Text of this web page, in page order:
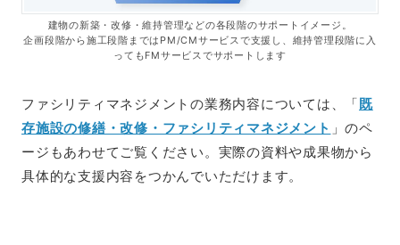
建物の新築・改修・維持管理などの各段階のサポートイメージ。
企画段階から施工段階まではPM/CMサービスで支援し、維持管理段階に入
ってもFMサービスでサポートします
ファシリティマネジメントの業務内容については、「既
存施設の修繕・改修・ファシリティマネジメント 」のペ
ージもあわせてご覧ください。実際の資料や成果物から
具体的な支援内容をつかんでいただけます。